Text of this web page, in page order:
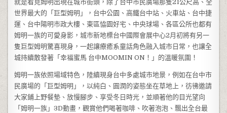
就是看見姆明出現在城市街頭，除了台中市民廣場那隻21公尺高、全
世界最大的「巨型姆明」，台中公園、高鐵台中站、火車站、台中捷
運、台中陽明市政大樓、東區恊園好宅、中央球場、各區公所也都有
姆明一族的可愛身影，城市新地標台中國際會展中心2月初將有另一
隻巨型姆明驚喜現身，一起讓療癒系童話角色融入城市日常，也讓全
城持續散發著「幸福蜜馬 台中MOOMIN ON！」的溫暖氛圍！
姆明一族依照場域特色，陸續現身台中多處城市地景，例如在台中市
民廣場的「巨型姆明」，以純白、圓潤的姿態坐在草地上，彷彿邀請
大家鋪上野餐墊、放慢腳步、享受冬日時光，並順著他的目光望向
「姆明一族」3D動畫，觀賞他們喝著咖啡、吹著泡泡、飄出全台最